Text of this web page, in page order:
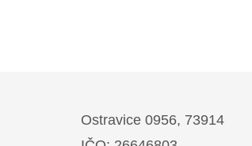
Ostravice 0956, 73914